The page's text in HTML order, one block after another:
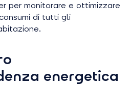
per monitorare e ottimizzare
di tutti gli
energetica